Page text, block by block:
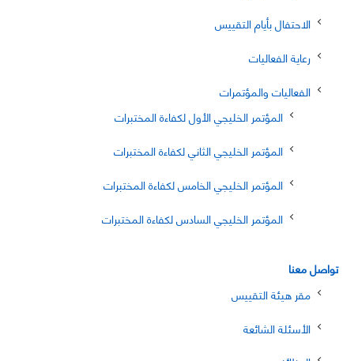
الاحتفال بأيام التقييس
رعاية الفعاليات
الفعاليات والمؤتمرات
المؤتمر الخليجي الأول لكفاءة المختبرات
المؤتمر الخليجي الثاني لكفاءة المختبرات
المؤتمر الخليجي الخامس لكفاءة المختبرات
المؤتمر الخليجي السادس لكفاءة المختبرات
تواصل معنا
مقر هيئة التقييس
الأسئلة الشائعة